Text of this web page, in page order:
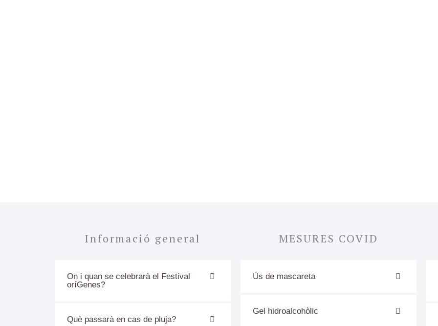
Informació general
On i quan se celebrarà el Festival
oríGenes?
Què passarà en cas de pluja?
MESURES COVID
Ús de mascareta
Gel hidroalcohòlic